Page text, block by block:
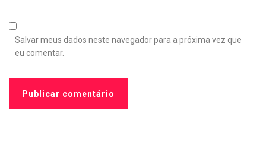
Salvar meus dados neste navegador para a próxima vez que
eu comentar.